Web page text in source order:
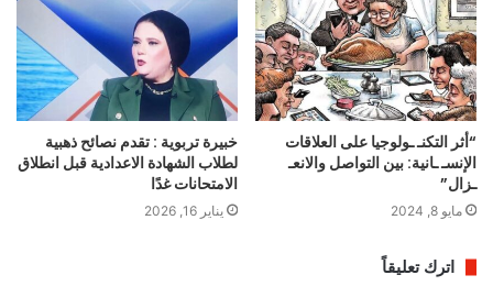
“أثر التكنـ ـولوجيا على العلاقات
الإنسـ ـانية: بين التواصل والانعـ
ـزال”
مايو 8, 2024
خبيرة تربوية : تقدم نصائح ذهبية
لطلاب الشهادة الاعدادية قبل انطلاق
الامتحانات غدًا
يناير 16, 2026
اترك تعليقاً